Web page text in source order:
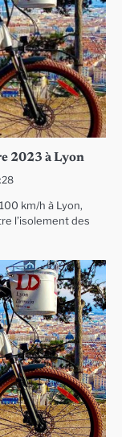
2023 à Lyon
km/h à Lyon,
l’isolement des